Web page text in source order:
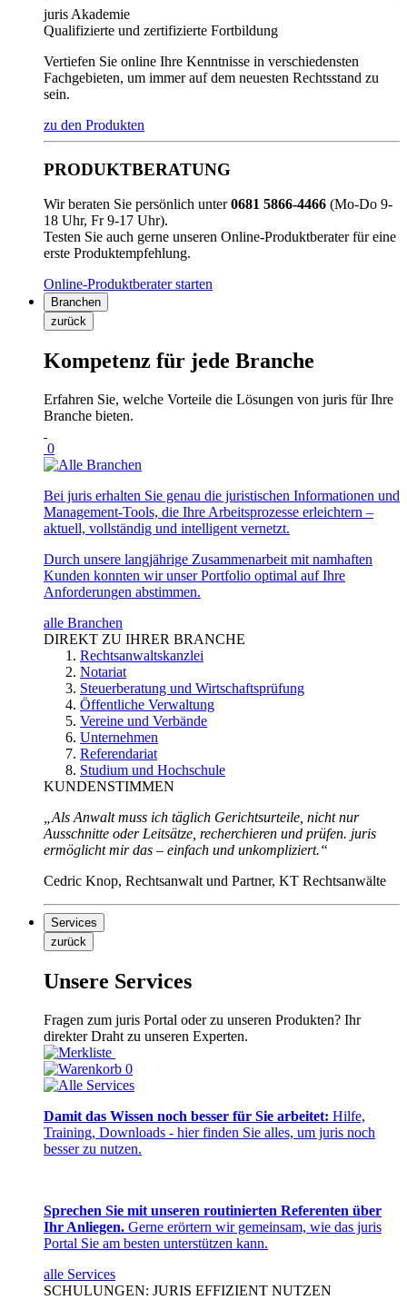
juris Akademie
Qualifizierte und zertifizierte Fortbildung
Vertiefen Sie online Ihre Kenntnisse in verschiedensten
Fachgebieten, um immer auf dem neuesten Rechtsstand zu
sein.
zu den Produkten
PRODUKTBERATUNG
Wir beraten Sie persönlich unter0681 5866-4466 (Mo-Do 9-
18 Uhr, Fr 9-17 Uhr).
Testen Sie auch gerne unseren Online-Produktberater für eine
erste Produktempfehlung.
Online-Produktberater starten
Branchen
zurück
Kompetenz für jede Branche
Erfahren Sie, welche Vorteile die Lösungen von juris für Ihre
Branche bieten.
0
Bei juris erhalten Sie genau die juristischen Informationen und
Management-Tools, die Ihre Arbeitsprozesse erleichtern –
aktuell, vollständig und intelligent vernetzt.
Durch unsere langjährige Zusammenarbeit mit namhaften
Kunden konnten wir unser Portfolio optimal auf Ihre
Anforderungen abstimmen.
alle Branchen
DIREKT ZU IHRER BRANCHE
Rechtsanwaltskanzlei
Notariat
Steuerberatung und Wirtschaftsprüfung
Öffentliche Verwaltung
Vereine und Verbände
Unternehmen
Referendariat
Studium und Hochschule
KUNDENSTIMMEN
„Als Anwalt muss ich täglich Gerichtsurteile, nicht nur
Ausschnitte oder Leitsätze, recherchieren und prüfen. juris
ermöglicht mir das – einfach und unkompliziert.“
Cedric Knop, Rechtsanwalt und Partner, KT Rechtsanwälte
Services
zurück
Unsere Services
Fragen zum juris Portal oder zu unseren Produkten? Ihr
direkter Draht zu unseren Experten.
0
Damit das Wissen noch besser für Sie arbeitet: Hilfe,
Training, Downloads - hier finden Sie alles, um juris noch
besser zu nutzen.
Sprechen Sie mit unseren routinierten Referenten über
Ihr Anliegen. Gerne erörtern wir gemeinsam, wie das juris
Portal Sie am besten unterstützen kann.
alle Services
SCHULUNGEN: JURIS EFFIZIENT NUTZEN